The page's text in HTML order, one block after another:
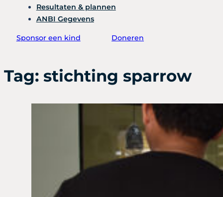
Resultaten & plannen
ANBI Gegevens
Sponsor een kind Doneren
Tag: stichting sparrow